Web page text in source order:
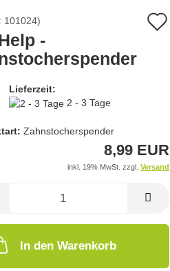
101024)
-
Lieferzeit:
2 - 3 Tage
Zahnstocherspender
8,99 EUR
inkl. 19% MwSt. zzgl. Versand
In den Warenkorb